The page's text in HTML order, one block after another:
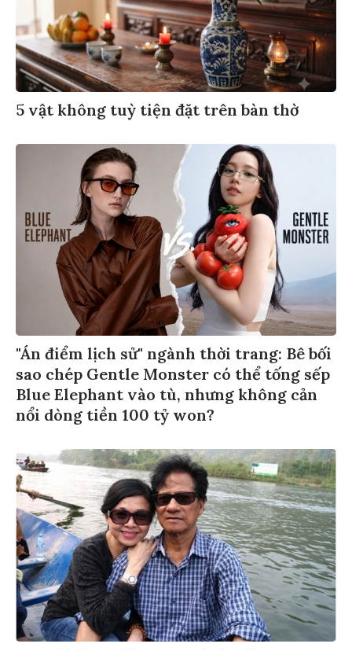
5 vật không tuỳ tiện đặt trên bàn thờ
"Án điểm lịch sử" ngành thời trang: Bê bối
sao chép Gentle Monster có thể tống sếp
Blue Elephant vào tù, nhưng không cản
nổi dòng tiền 100 tỷ won?